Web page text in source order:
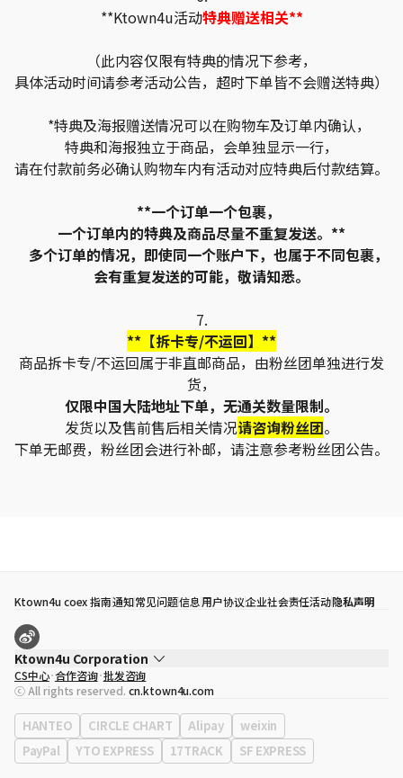
**Ktown4u活动特典赠送相关**
（此内容仅限有特典的情况下参考，
具体活动时间请参考活动公告，超时下单皆不会赠送特典）
*特典及海报赠送情况可以在购物车及订单内确认，
特典和海报独立于商品，会单独显示一行，
请在付款前务必确认购物车内有活动对应特典后付款结算。
**一个订单一个包裹，
一个订单内的特典及商品尽量不重复发送。**
多个订单的情况，即使同一个账户下，也属于不同包裹，
会有重复发送的可能，敬请知悉。
7.
**【拆卡专/不运回】**
商品拆卡专/不运回属于非直邮商品，由粉丝团单独进行发
货，
仅限中国大陆地址下单，无通关数量限制。
发货以及售前售后相关情况请咨询粉丝团。
下单无邮费，粉丝团会进行补邮，请注意参考粉丝团公告。
Ktown4u coex 指南通知常见问题信息用户协议企业社会责任活动隐私声明
Ktown4u Corporation
代表
宋効珉
营业执照 120-87-71116
公司地址 首尔特别市 江南区 岭东大路 513号 3楼 （三成洞， coex)
CS中心 合作咨询 批发咨询
ⓒ All rights reserved. cn.ktown4u.com
HANTEO CIRCLE CHART Alipay
weixin
PayPal
YTO EXPRESS 17TRACK SF EXPRESS